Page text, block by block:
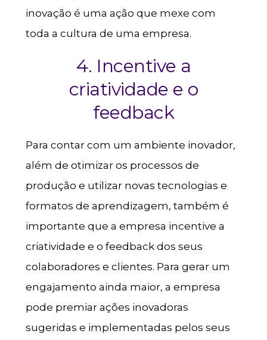
inovação é uma ação que mexe com
toda a cultura de uma empresa.
4. Incentive a
criatividade e o
feedback
Para contar com um ambiente inovador,
além de otimizar os processos de
produção e utilizar novas tecnologias e
formatos de aprendizagem, também é
importante que a empresa incentive a
criatividade e o feedback dos seus
colaboradores e clientes. Para gerar um
engajamento ainda maior, a empresa
pode premiar ações inovadoras
sugeridas e implementadas pelos seus